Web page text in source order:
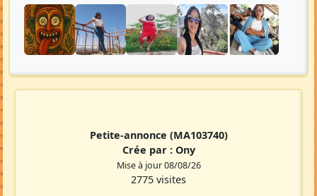
Petite-annonce (MA103740)
Crée par : Ony
Mise à jour 08/08/26
2775 visites